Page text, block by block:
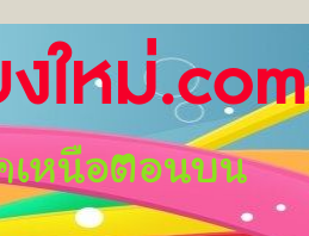
หม่.com
หนือตอนบน